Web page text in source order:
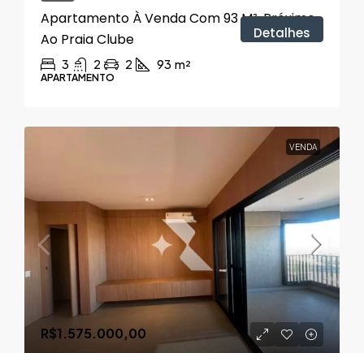
Apartamento À Venda Com 93 M², Próximo
Ao Praia Clube
3 2 2 93 m²
APARTAMENTO
Detalhes
VENDA
R$1.575.000,00